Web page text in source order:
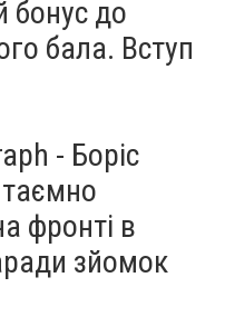
бонус до
бала. Вступ
- Боріс
фронті в
зйомок